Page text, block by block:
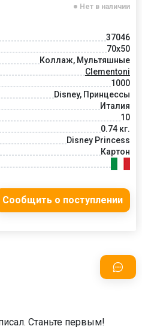
Нет в наличии
37046
70x50
Коллаж, Мультяшные
Clementoni
1000
Disney, Принцессы
Италия
10
0.74 кг.
Disney Princess
Картон
Сообщить о поступлении
Станьте первым!